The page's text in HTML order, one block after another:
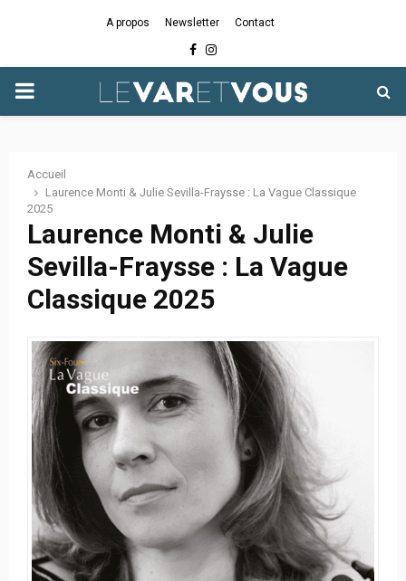
A propos Newsletter Contact
Facebook
Instagram
PRIMARY
Accueil
Laurence Monti & Julie Sevilla-Fraysse : La Vague Classique
2025
Laurence Monti & Julie
Sevilla-Fraysse : La Vague
Classique 2025